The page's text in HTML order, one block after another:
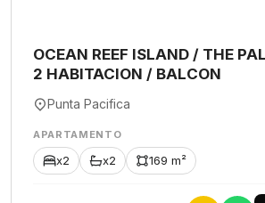
OCEAN REEF ISLAND / THE
2 HABITACION / BALCON
Punta Pacifica
APARTAMENTO
x2 x2 169 m²